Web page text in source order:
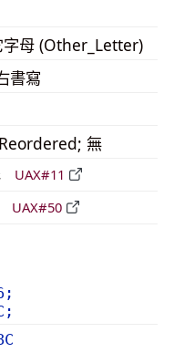
字母 (Other_Letter)
書寫
無
UAX#11
UAX#50